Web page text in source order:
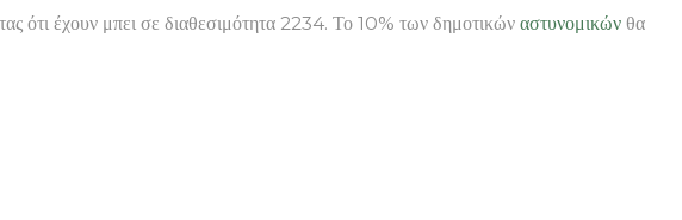
ότι έχουν μπει σε διαθεσιμότητα 2234. Το 10% των δημοτικών αστυνομικών θα